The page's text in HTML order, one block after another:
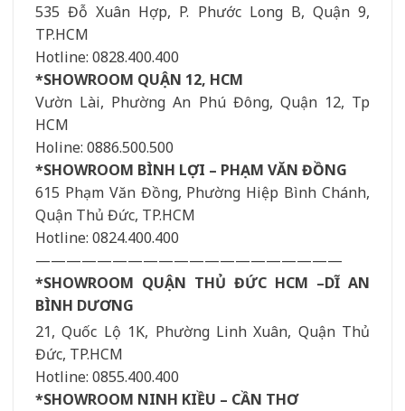
535 Đỗ Xuân Hợp, P. Phước Long B, Quận 9,
TP.HCM
Hotline: 0828.400.400
*SHOWROOM QUẬN 12, HCM
Vườn Lài, Phường An Phú Đông, Quận 12, Tp
HCM
Holine: 0886.500.500
*SHOWROOM BÌNH LỢI – PHẠM VĂN ĐỒNG
615 Phạm Văn Đồng, Phường Hiệp Bình Chánh,
Quận Thủ Đức, TP.HCM
Hotline: 0824.400.400
————————————————————
*SHOWROOM QUẬN THỦ ĐỨC HCM –DĨ AN
BÌNH DƯƠNG
21, Quốc Lộ 1K, Phường Linh Xuân, Quận Thủ
Đức, TP.HCM
Hotline: 0855.400.400
*SHOWROOM NINH KIỀU – CẦN THƠ